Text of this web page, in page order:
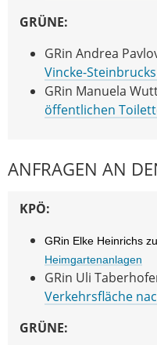
GRÜNE:
GRin Andrea
Vincke-
GRin Manuela
öffentlichen
ANFRAGEN AN
KPÖ:
GRin Elke Heinrichs zu
Heimgartenanlagen
GRin Uli
Verkehrsfläche
GRÜNE: